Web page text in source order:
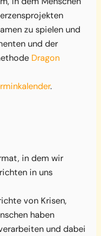
zu spielen und
und der
Dragon
.
in dem wir
in uns
von Krisen,
haben
und dabei